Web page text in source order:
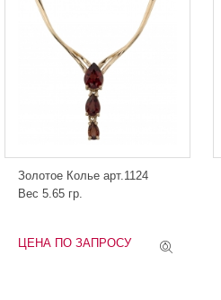
Золотое Колье арт.1124
Вес 5.65 гр.
ЦЕНА ПО ЗАПРОСУ